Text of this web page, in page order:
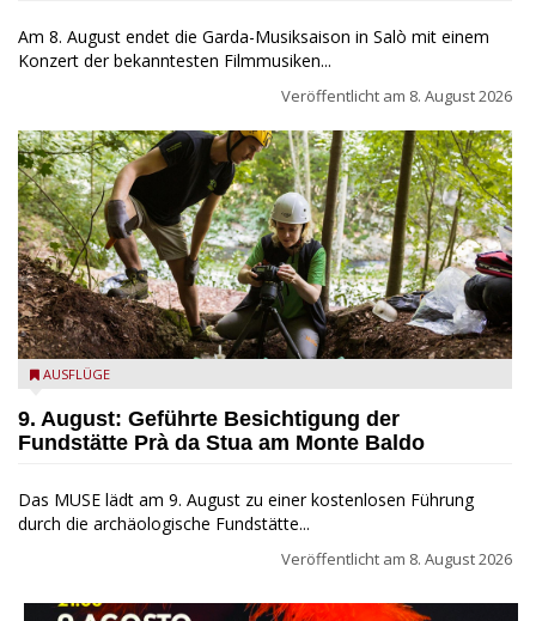
Am 8. August endet die Garda-Musiksaison in Salò mit einem
Konzert der bekanntesten Filmmusiken...
Veröffentlicht am 8. August 2026
die archäologische Fundstätte Riparo Prà da Stua am Monte
AUSFLÜGE
9. August: Geführte Besichtigung der
Fundstätte Prà da Stua am Monte Baldo
Das MUSE lädt am 9. August zu einer kostenlosen Führung
durch die archäologische Fundstätte...
Veröffentlicht am 8. August 2026